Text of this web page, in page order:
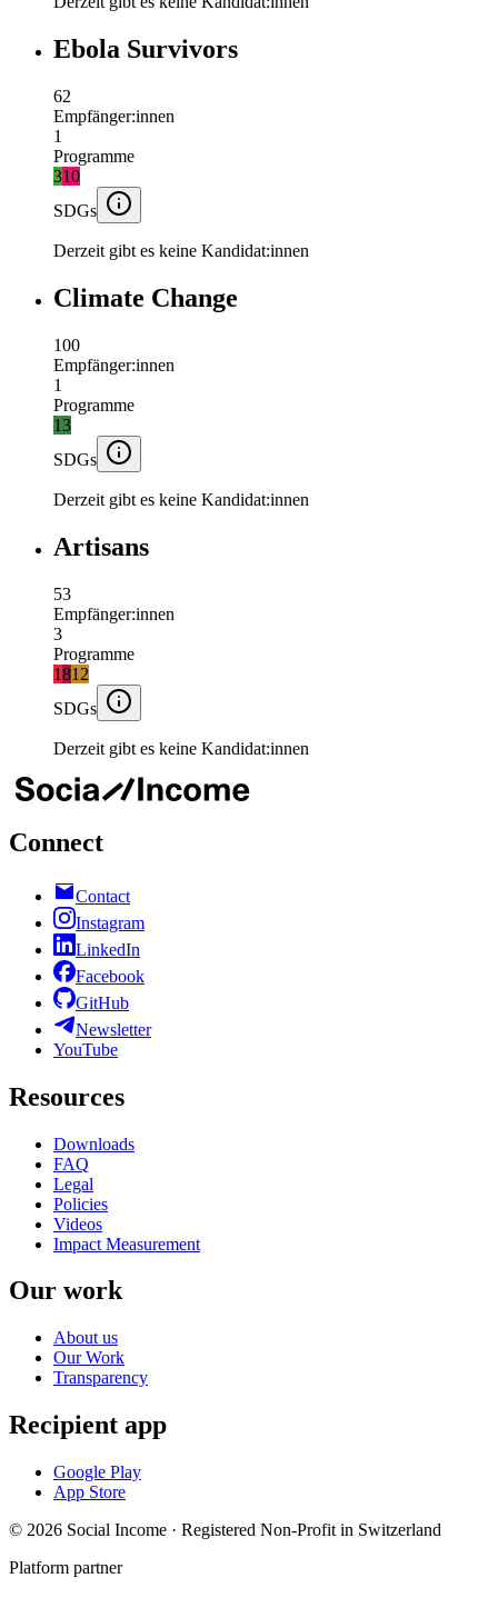
Ebola Survivors
62
Empfänger:innen
1
Programme
310
SDGs
Derzeit gibt es keine Kandidat:innen
Climate Change
100
Empfänger:innen
1
Programme
13
SDGs
Derzeit gibt es keine Kandidat:innen
Artisans
53
Empfänger:innen
3
Programme
1812
SDGs
Derzeit gibt es keine Kandidat:innen
Connect
Contact
Instagram
LinkedIn
Facebook
GitHub
Newsletter
YouTube
Resources
Downloads
FAQ
Legal
Policies
Videos
Impact Measurement
Our work
About us
Our Work
Transparency
Recipient app
Google Play
App Store
© 2026 Social Income · Registered Non-Profit in Switzerland
Platform partner